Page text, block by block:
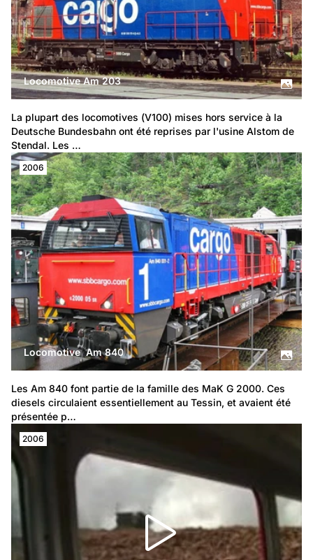
Locomotive Am 203
La plupart des locomotives (V100) mises hors service à la
Deutsche Bundesbahn ont été reprises par l'usine Alstom de
Stendal. Les …
2006
Locomotive Am 840
Les Am 840 font partie de la famille des MaK G 2000. Ces
diesels circulaient essentiellement au Tessin, et avaient été
présentée p…
2006